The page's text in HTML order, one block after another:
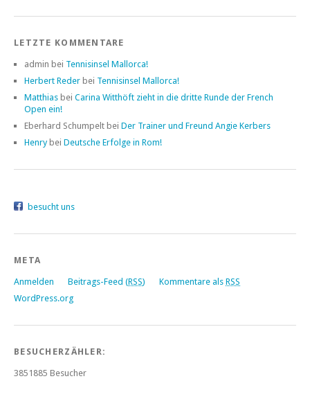
LETZTE KOMMENTARE
admin bei Tennisinsel Mallorca!
Herbert Reder bei Tennisinsel Mallorca!
Matthias bei Carina Witthöft zieht in die dritte Runde der French
Open ein!
Eberhard Schumpelt bei Der Trainer und Freund Angie Kerbers
Henry bei Deutsche Erfolge in Rom!
besucht uns
META
Anmelden Beitrags-Feed (RSS) Kommentare als RSS
WordPress.org
BESUCHERZÄHLER:
3851885 Besucher